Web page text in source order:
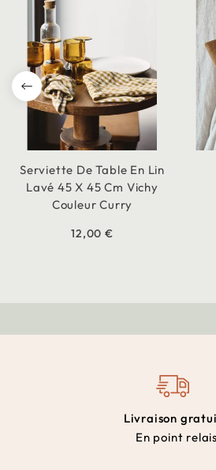
Serviette De Table En Lin
Lavé 45 X 45 Cm Vichy
Couleur Curry
12,00 €
Livraison
En point relais